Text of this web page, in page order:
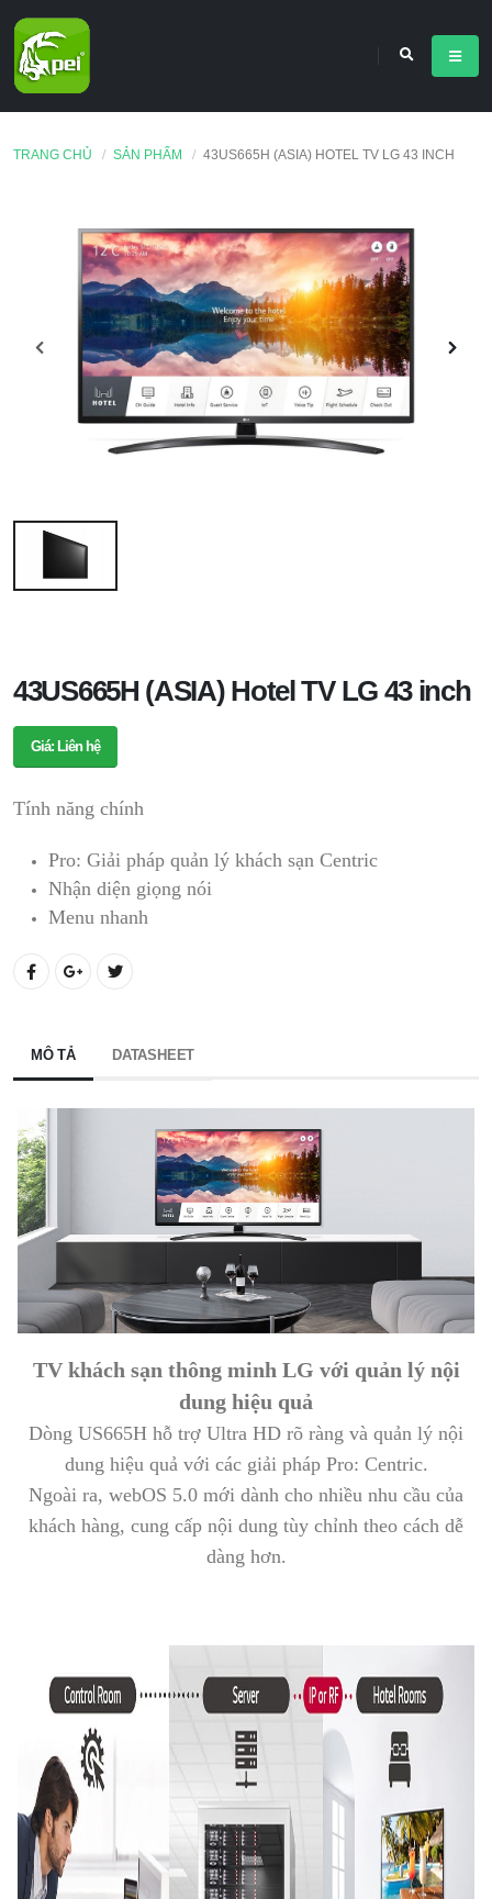
TRANG CHỦ SẢN PHẨM 43US665H (ASIA) HOTEL TV LG 43 INCH
43US665H (ASIA) Hotel TV LG 43 inch
Giá: Liên hệ
Tính năng chính
Pro: Giải pháp quản lý khách sạn Centric
Nhận diện giọng nói
Menu nhanh
MÔ TẢ DATASHEET
TV khách sạn thông minh LG với quản lý nội
dung hiệu quả
Dòng US665H hỗ trợ Ultra HD rõ ràng và quản lý nội
dung hiệu quả với các giải pháp Pro: Centric.
Ngoài ra, webOS 5.0 mới dành cho nhiều nhu cầu của
khách hàng, cung cấp nội dung tùy chỉnh theo cách dễ
dàng hơn.